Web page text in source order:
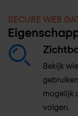
SECURE WEB
Bekijk
mogelijk
volgen.